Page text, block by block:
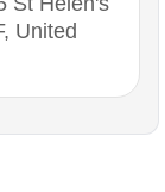
United